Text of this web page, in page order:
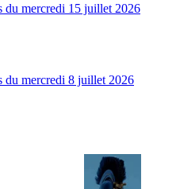
du mercredi 15 juillet 2026
du mercredi 8 juillet 2026